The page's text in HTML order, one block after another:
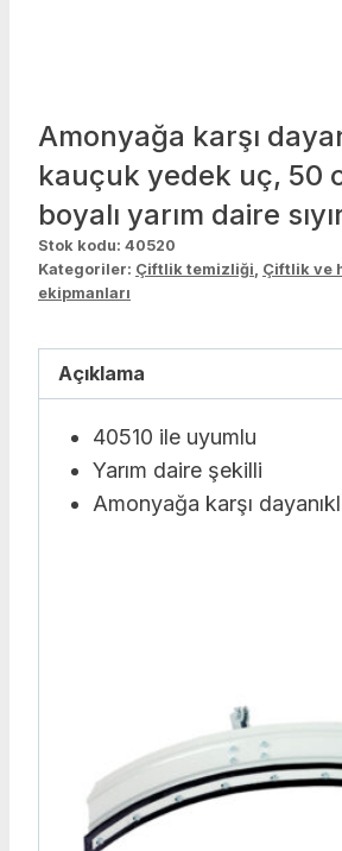
Amonyağa karşı
kauçuk yedek uç, 50
boyalı yarım daire
Stok kodu: 40520
Kategoriler: Çiftlik temizliği, Çiftlik ve
ekipmanları
Açıklama
40510 ile uyumlu
Yarım daire şekilli
Amonyağa karşı